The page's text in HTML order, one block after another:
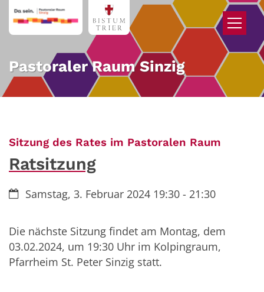
Zum Inhalt springen
Pastoraler Raum Sinzig
Sitzung des Rates im Pastoralen Raum
Ratsitzung
Datum:Samstag, 3. Februar 2024 19:30 - 21:30
Die nächste Sitzung findet am Montag, dem
03.02.2024, um 19:30 Uhr im Kolpingraum,
Pfarrheim St. Peter Sinzig statt.